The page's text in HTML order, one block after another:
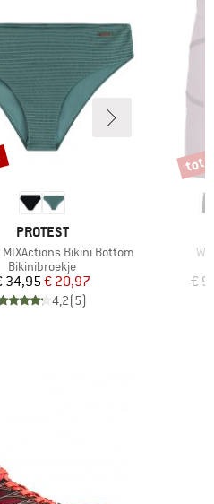
MERK
PROTEST
Bikini Bottom
Productgroep
Bikinibroekje
Prijs
34,95Verlaagde prijs
€ 20,97
4,2(5)
€
tot